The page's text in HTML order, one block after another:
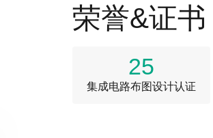
荣誉&证书
25
集成电路布图设计认证
发明专利 | 感光像素单
企业资质 | 质量管理体